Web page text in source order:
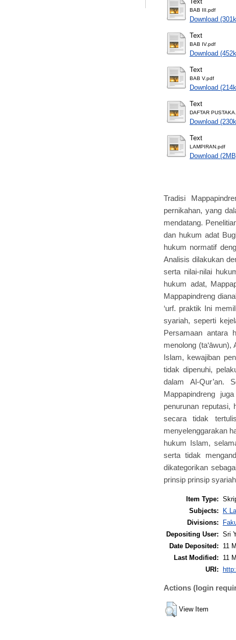
BAB III.pdf
Download
Text
BAB IV.pdf
Download
Text
BAB V.pdf
Download
Text
DAFTAR
Download
Text
LAMPIRAN.pdf
Download
Tradisi
pernikahan, yang
mendatang.
dan hukum adat
hukum normatif
Analisis dilakukan
serta nilai-nilai
hukum adat,
Mappapindreng
‘urf. praktik Ini
syariah, seperti
Persamaan antara
menolong
Islam, kewajiban
tidak dipenuhi,
dalam Al-Qur’an.
Mappapindreng
penurunan reputasi,
secara tidak
menyelenggarakan
hukum Islam,
serta tidak
dikategorikan
prinsip prinsip
Item Type:
Subjects:
K
Divisions:
Depositing User: Sri
Date Deposited:
11
Last Modified:
11
URI:
Actions (login
View Item